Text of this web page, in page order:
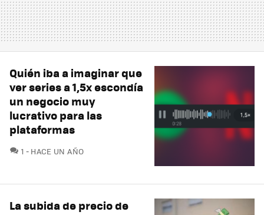
Quién iba a imaginar que
ver series a 1,5x escondía
un negocio muy
lucrativo para las
plataformas
1 COMENTARIOS
HACE UN AÑO
La subida de precio de